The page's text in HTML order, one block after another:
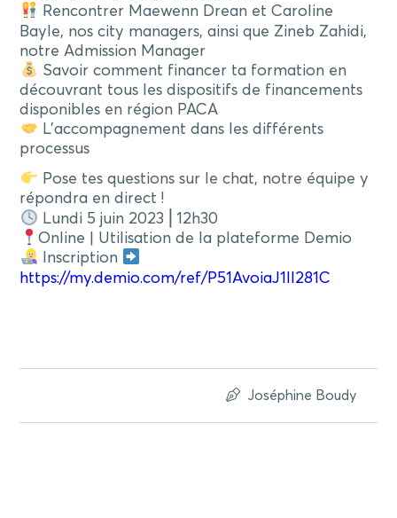
Rencontrer Maewenn Drean et Caroline
Bayle, nos city managers, ainsi que Zineb Zahidi,
notre Admission Manager
Savoir comment financer ta formation en
découvrant tous les dispositifs de financements
disponibles en région PACA
L’accompagnement dans les différents
processus
Pose tes questions sur le chat, notre équipe y
répondra en direct !
Lundi 5 juin 2023 ⎜12h30
Online | Utilisation de la plateforme Demio
Inscription
https://my.demio.com/ref/P51AvoiaJ1ll281C
Joséphine Boudy